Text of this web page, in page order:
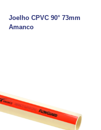
Joelho CPVC 90° 73mm
Amanco